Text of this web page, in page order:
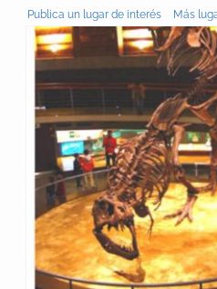
Publica un lugar de interés Más